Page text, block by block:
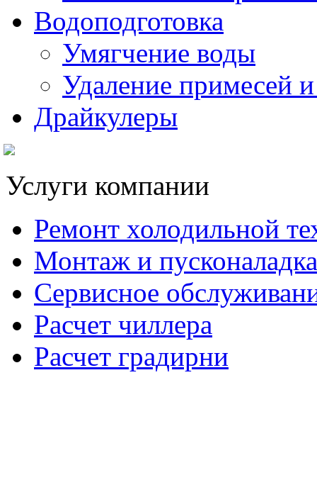
Водоподготовка
Умягчение воды
Удаление примесей и
Драйкулеры
Услуги компании
Ремонт холодильной
Монтаж и пусконаладка
Сервисное
Расчет чиллера
Расчет градирни